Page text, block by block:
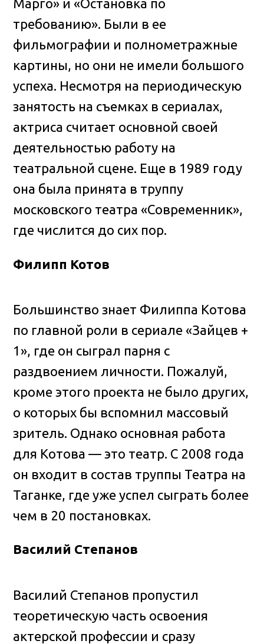
Марго» и «Остановка по
требованию». Были в ее
фильмографии и полнометражные
картины, но они не имели большого
успеха. Несмотря на периодическую
занятость на съемках в сериалах,
актриса считает основной своей
деятельностью работу на
театральной сцене. Еще в 1989 году
она была принята в труппу
московского театра «Современник»,
где числится до сих пор.
Филипп Котов
Большинство знает Филиппа Котова
по главной роли в сериале «Зайцев +
1», где он сыграл парня с
раздвоением личности. Пожалуй,
кроме этого проекта не было других,
о которых бы вспомнил массовый
зритель. Однако основная работа
для Котова — это театр. С 2008 года
он входит в состав труппы Театра на
Таганке, где уже успел сыграть более
чем в 20 постановках.
Василий Степанов
Василий Степанов пропустил
теоретическую часть освоения
актерской профессии и сразу